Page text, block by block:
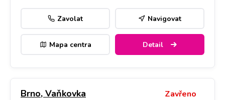
Zavolat Navigovat
Mapa centra Detail
Brno, Vaňkovka Zavřeno